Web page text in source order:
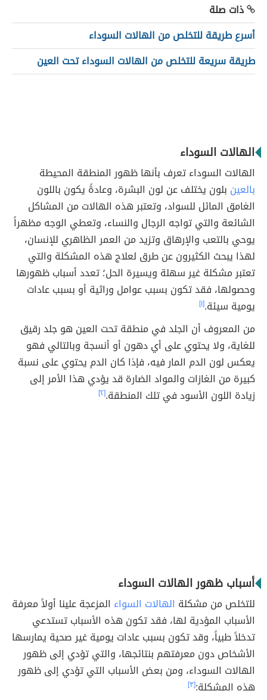
ذات صلة
أسرع طريقة للتخلص من الهالات السوداء
طريقة سريعة للتخلص من الهالات السوداء تحت العين
الهالات السوداء
الهالات السوداء تعرف بأنها ظهور المنطقة المحيطة
بالعين بلون يختلف عن لون البشرة، وعادةً يكون باللون
الغامق المائل للسواد، وتعتبر هذه الهالات من المشاكل
الشائعة والتي تواجه الرجال والنساء، وتعطي الوجه مظهراً
يوحي بالتعب والإرهاق وتزيد من العمر الظاهري للإنسان،
لهذا يبحث الكثيرون عن طرق لعلاج هذه المشكلة والتي
تعتبر مشكلة غير سهلة ويسيرة الحل؛ تعدد أسباب ظهورها
وحصولها، فقد تكون بسبب عوامل وراثية أو بسبب عادات
يومية سيئة.[١]
من المعروف أن الجلد في منطقة تحت العين هو جلد رقيق
للغاية، ولا يحتوي على أي دهون أو أنسجة وبالتالي فهو
يعكس لون الدم المار فيه، فإذا كان الدم يحتوي على نسبة
كبيرة من الغازات والمواد الضارة قد يؤدي هذا الأمر إلى
زيادة اللون الأسود في تلك المنطقة.[٢]
أسباب ظهور الهالات السوداء
للتخلص من مشكلة الهالات السواء المزعجة علينا أولاً معرفة
الأسباب المؤدية لها، فقد تكون هذه الأسباب تستدعي
تدخلاً طبياً، وقد تكون بسبب عادات يومية غير صحية يمارسها
الأشخاص دون معرفتهم بنتائجها، والتي تؤدي إلى ظهور
الهالات السوداء، ومن بعض الأسباب التي تؤدي إلى ظهور
هذه المشكلة:[٣]